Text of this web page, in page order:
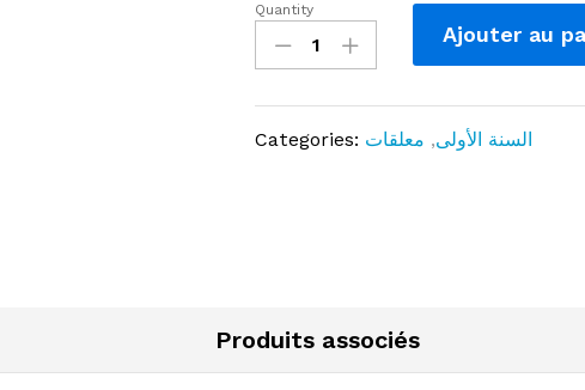
لوحات
ترسيخية
سنة
أولى
-
Quantity
Ajouter au
Categories: السنة الأولى, معلقات
Produits associés